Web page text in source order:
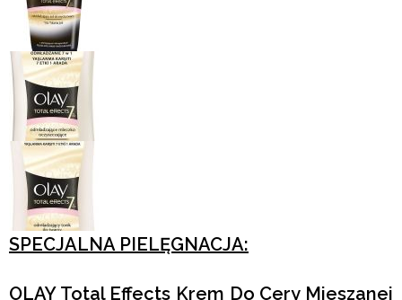
SPECJALNA PIELĘGNACJA:
OLAY Total Effects Krem Do Cery Mieszanej